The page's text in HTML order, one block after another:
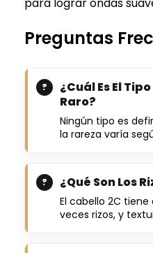
Preguntas
¿Cuál Es El
Raro?
Ningún tipo es
la rareza varía
¿Qué Son Los
El cabello 2C
veces rizos, y